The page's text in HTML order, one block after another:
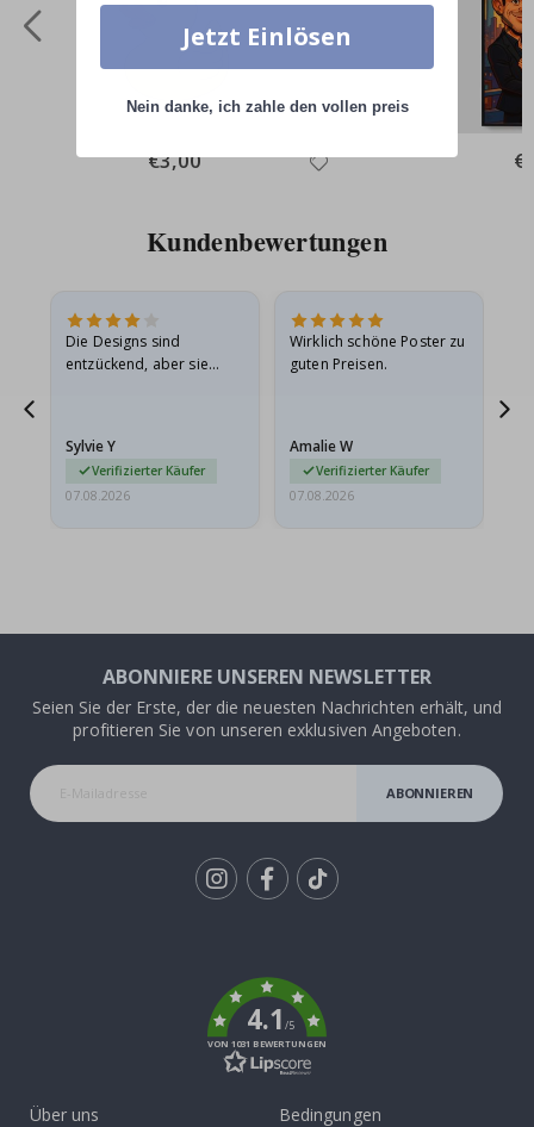
Special
Price
€3,00
Kundenbewertungen
Die Designs sind
entzückend, aber sie
sie…
Sylvie Y
Verifizierter Käufer
07.08.2026
Wirklich schöne Poster zu
guten Preisen.
Amalie W
Verifizierter Käufer
07.08.2026
ABONNIERE UNSEREN NEWSLETTER
Seien Sie der Erste, der die neuesten Nachrichten erhält, und
profitieren Sie von unseren exklusiven Angeboten.
ABONNIEREN
4.1/5
VON 1031 BEWERTUNGEN
Über uns
Bedingungen
Jetzt Einlösen
Nein danke, ich zahle den vollen preis